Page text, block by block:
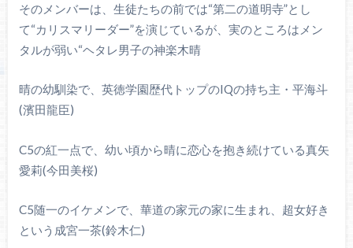
そのメンバーは、生徒たちの前では“第二の道明寺”とし
て“カリスマリーダー”を演じているが、実のところはメン
タルが弱い“ヘタレ男子の神楽木晴
晴の幼馴染で、英徳学園歴代トップのIQの持ち主・平海斗
(濱田龍臣)
C5の紅一点で、幼い頃から晴に恋心を抱き続けている真矢
愛莉(今田美桜)
C5随一のイケメンで、華道の家元の家に生まれ、超女好き
という成宮一茶(鈴木仁)